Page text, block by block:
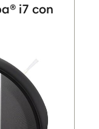
i7 con